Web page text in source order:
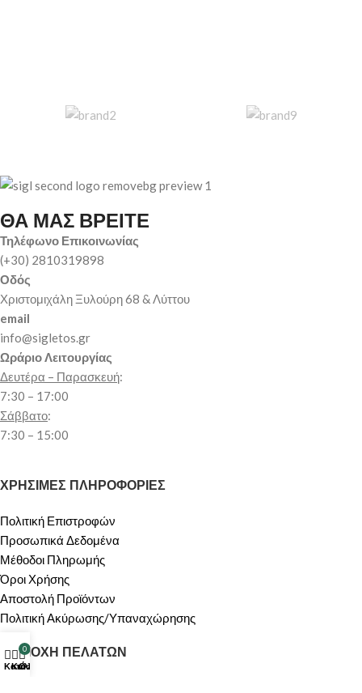
ΘΑ ΜΑΣ ΒΡΕΙΤΕ
Τηλέφωνο Επικοινωνίας
(+30) 2810319898
Οδός
Χριστομιχάλη Ξυλούρη 68 & Λύττου
email
info@sigletos.gr
Ωράριο Λειτουργίας
Δευτέρα – Παρασκευή:
7:30 – 17:00
Σάββατο:
7:30 – 15:00
ΧΡΗΣΙΜΕΣ ΠΛΗΡΟΦΟΡΙΕΣ
Πολιτική Επιστροφών
Προσωπικά Δεδομένα
Μέθοδοι Πληρωμής
Όροι Χρήσης
Αποστολή Προϊόντων
Πολιτική Ακύρωσης/Υπαναχώρησης
ΠΕΡΙΟΧΗ ΠΕΛΑΤΩΝ
Κατάστημα
0
Καλάθι
Ο λογαριασμός μου